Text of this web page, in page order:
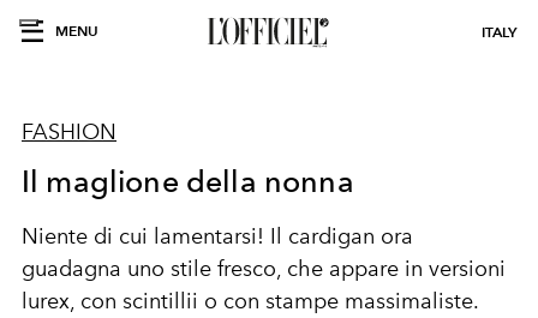
MENU ITALY
FASHION
Il maglione della nonna
Niente di cui lamentarsi! Il cardigan ora
guadagna uno stile fresco, che appare in versioni
lurex, con scintillii o con stampe massimaliste.